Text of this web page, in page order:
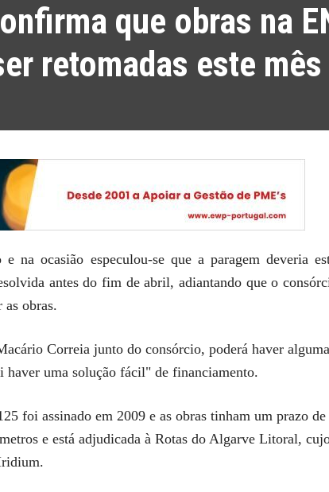
que obras na
retomadas este mês
na ocasião especulou-se que a paragem deveria
antes do fim de abril, adiantando que o
obras.
Correia junto do consórcio, poderá haver
uma solução fácil" de financiamento.
foi assinado em 2009 e as obras tinham um prazo
e está adjudicada à Rotas do Algarve Litoral,